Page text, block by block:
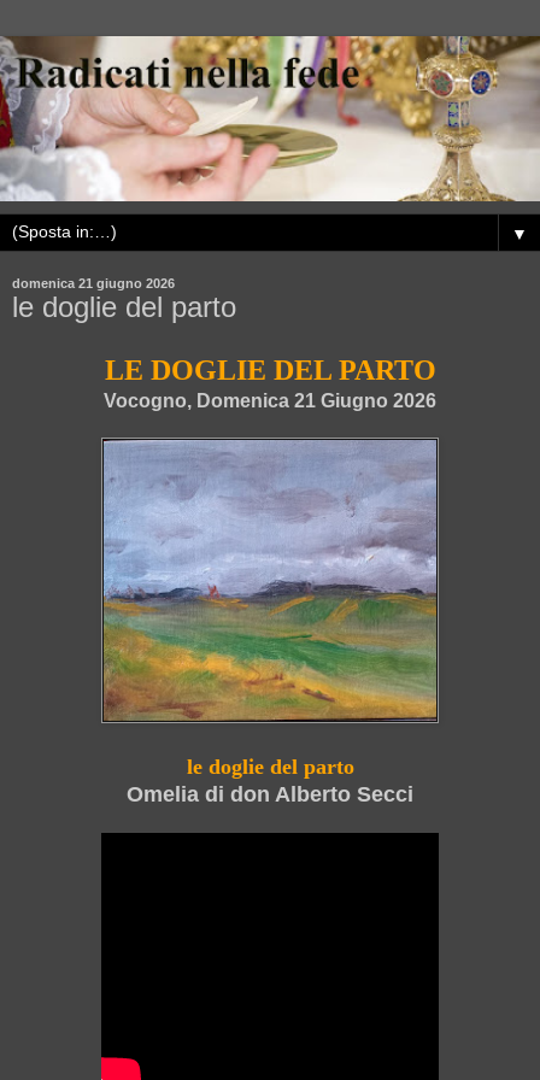
▼
domenica 21 giugno 2026
le doglie del parto
LE DOGLIE DEL PARTO
Vocogno, Domenica 21 Giugno 2026
le doglie del parto
Omelia di don Alberto Secci